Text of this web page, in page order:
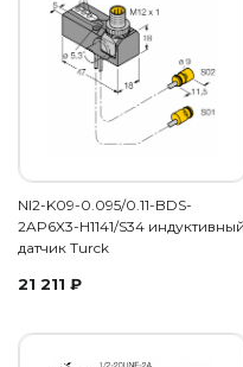
NI2-K09-0.095/0.11-BDS-
2AP6X3-H1141/S34 индуктивный
датчик Turck
21 211 ₽